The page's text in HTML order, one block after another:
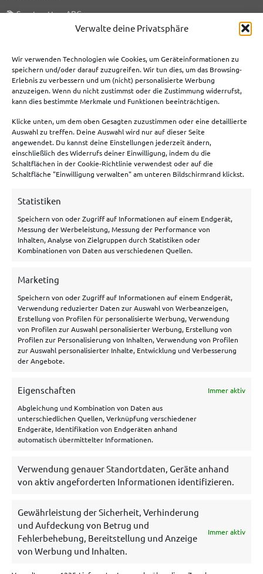
Verwalte deine Privatsphäre
Wir verwenden Technologien wie Cookies, um Geräteinformationen zu
speichern und/oder darauf zuzugreifen. Wir tun dies, um das Browsing-
Erlebnis zu verbessern und um (nicht) personalisierte Werbung
anzuzeigen. Wenn du nicht zustimmst oder die Zustimmung widerrufst,
kann dies bestimmte Merkmale und Funktionen beeinträchtigen.
Klicke unten, um dem oben Gesagten zuzustimmen oder eine detaillierte
Auswahl zu treffen. Deine Auswahl wird nur auf dieser Seite
angewendet. Du kannst deine Einstellungen jederzeit ändern,
einschließlich des Widerrufs deiner Einwilligung, indem du die
Schaltflächen in der Cookie-Richtlinie verwendest oder auf die
Schaltfläche "Einwilligung verwalten" am unteren Bildschirmrand klickst.
Statistiken
Speichern von oder Zugriff auf Informationen auf einem Endgerät,
Messung der Werbeleistung, Messung der Performance von
Inhalten, Analyse von Zielgruppen durch Statistiken oder
Kombinationen von Daten aus verschiedenen Quellen.
Marketing
Speichern von oder Zugriff auf Informationen auf einem Endgerät,
Verwendung reduzierter Daten zur Auswahl von Werbeanzeigen,
Erstellung von Profilen für personalisierte Werbung, Verwendung
von Profilen zur Auswahl personalisierter Werbung, Erstellung von
Profilen zur Personalisierung von Inhalten, Verwendung von Profilen
zur Auswahl personalisierter Inhalte, Entwicklung und Verbesserung
der Angebote.
Eigenschaften
Immer aktiv
Abgleichung und Kombination von Daten aus
unterschiedlichen Quellen, Verknüpfung verschiedener
Endgeräte, Identifikation von Endgeräten anhand
automatisch übermittelter Informationen.
Verwendung genauer Standortdaten, Geräte anhand
von aktiv angeforderten Informationen identifizieren.
Gewährleistung der Sicherheit, Verhinderung
und Aufdeckung von Betrug und
Fehlerbehebung, Bereitstellung und Anzeige
von Werbung und Inhalten.
Immer aktiv
📚Sportwetten ABC
Meist genutzte Boni
Bet365 Bonus
Tipico Bonus
Betano Bonus
NEObet Bonus
Allgemeines
Über uns
Hilfe/Kontakt
Datenschutzerklärung
Impressum
Disclaimer
Archiv
Es gelten die AGB und Bonuskonditionen der betreffenden
Wettanbieter. 18+. Glücksspiel kann süchtig machen. Hilfe unter
gamblingtherapy.org
gegen-gluecksspielsucht.de/
Spiele